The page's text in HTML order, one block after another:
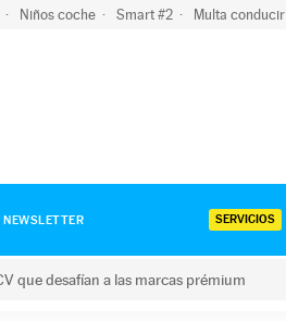
Niños coche Smart #2 Multa conducir
NEWSLETTER SERVICIOS
que desafían a las marcas prémium